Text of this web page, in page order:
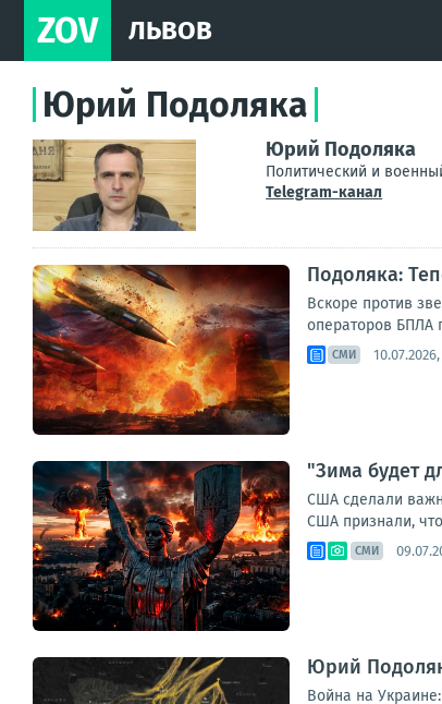
ZOV ЛЬВОВ
Юрий Подоляка
Юрий Подоляка
Политический и
Telegram-канал
Подоляка:
Вскоре против
операторов БПЛА
СМИ
"Зима будет
США сделали
США признали,
СМИ
Юрий
Война на